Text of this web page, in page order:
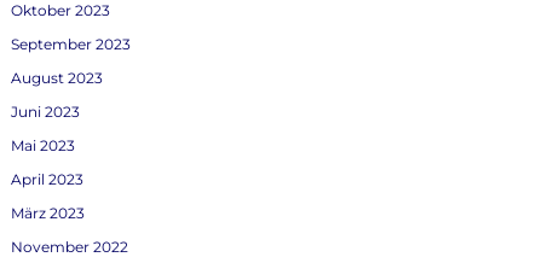
Oktober 2023
September 2023
August 2023
Juni 2023
Mai 2023
April 2023
März 2023
November 2022